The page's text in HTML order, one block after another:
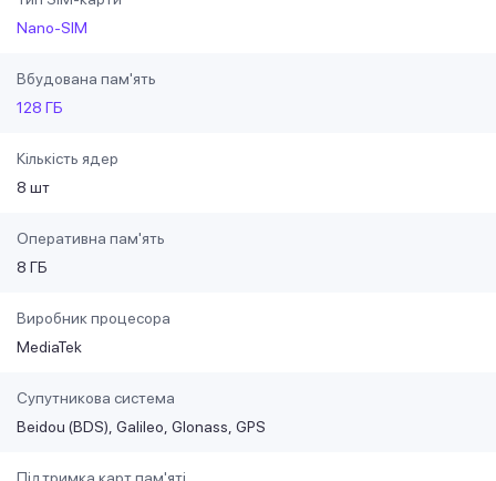
Nano-SIM
Вбудована пам'ять
128 ГБ
Кількість ядер
8 шт
Оперативна пам'ять
8 ГБ
Виробник процесора
MediaTek
Супутникова система
Beidou (BDS) Galileo Glonass GPS